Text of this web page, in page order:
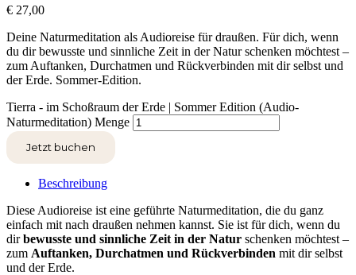
€ 27,00
Deine Naturmeditation als Audioreise für draußen. Für dich, wenn
du dir bewusste und sinnliche Zeit in der Natur schenken möchtest –
zum Auftanken, Durchatmen und Rückverbinden mit dir selbst und
der Erde. Sommer-Edition.
Tierra - im Schoßraum der Erde | Sommer Edition (Audio-
Naturmeditation) Menge
Jetzt buchen
Beschreibung
Diese Audioreise ist eine geführte Naturmeditation, die du ganz
einfach mit nach draußen nehmen kannst. Sie ist für dich, wenn du
dirbewusste und sinnliche Zeit in der Natur schenken möchtest –
zum Auftanken, Durchatmen und Rückverbinden mit dir selbst
und der Erde.